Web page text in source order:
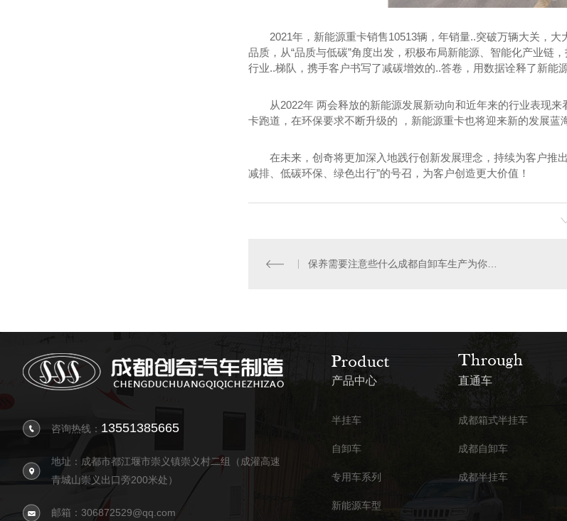
2021年，新能源重卡销售10513辆，年销量..突破万辆大关，大
品质，从“品质与低碳”角度出发，积极布局新能源、智能化产业链
行业..梯队，携手客户书写了减碳增效的..答卷，用数据诠释了新能
从2022年 两会释放的新能源发展新动向和近年来的行业表现
卡跑道，在环保要求不断升级的 ，新能源重卡也将迎来新的发展蓝
在未来，创奇将更加深入地践行创新发展理念，持续为客户推
减排、低碳环保、绿色出行”的号召，为客户创造更大价值！
保养需要注意些什么成都自卸车生产为你讲解
咨询热线： 13551385665
地址：成都市都江堰市崇义镇崇义村二组（成灌高速
青城山崇义出口旁200米处）
邮箱：306872529@qq.com
产品中心
半挂车
自卸车
专用车系列
新能源车型
直通车
成都箱式半挂车
成都自卸车
成都半挂车